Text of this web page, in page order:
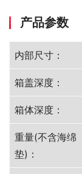
产品参数
内部尺寸：
箱盖深度：
箱体深度：
重量(不含海绵
垫)：